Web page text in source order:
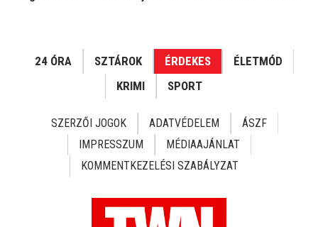
24 ÓRA SZTÁROK ÉRDEKES
ÉLETMÓD
KRIMI
SPORT
SZERZŐI JOGOK ADATVÉDELEM
ÁSZF
IMPRESSZUM
MÉDIAAJÁNLAT
KOMMENTKEZELÉSI SZABÁLYZAT